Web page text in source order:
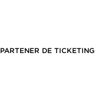
PARTENER DE TICKETING